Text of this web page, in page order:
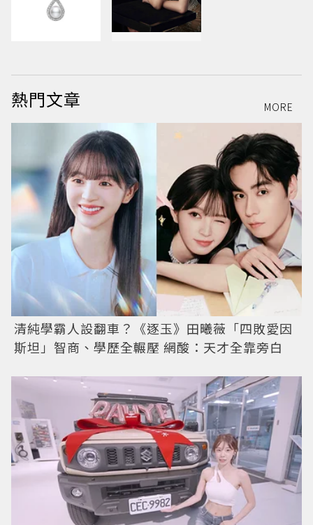
熱門文章 MORE
清純學霸人設翻車？《逐玉》田曦薇「四敗愛因
斯坦」智商、學歷全輾壓 網酸：天才全靠旁白